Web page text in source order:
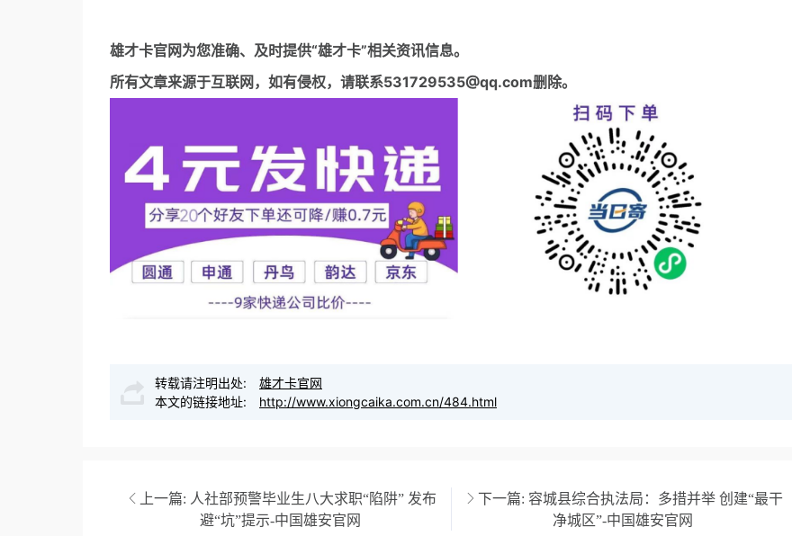
雄才卡官网为您准确、及时提供“雄才卡”相关资讯信息。
所有文章来源于互联网，如有侵权，请联系531729535@qq.com删除。
转载请注明出处:
雄才卡官网
本文的链接地址:
http://www.xiongcaika.com.cn/484.html
上一篇: 人社部预警毕业生八大求职“陷阱” 发布
避“坑”提示-中国雄安官网
下一篇: 容城县综合执法局：多措并举 创建“最干
净城区”-中国雄安官网